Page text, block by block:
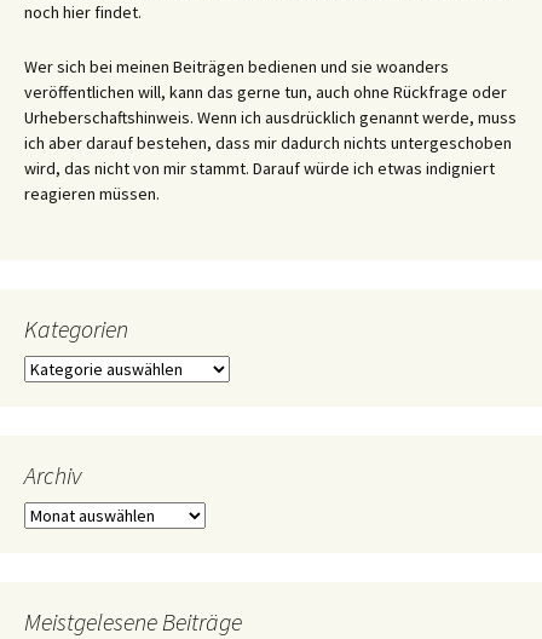
noch hier findet.
Wer sich bei meinen Beiträgen bedienen und sie woanders
veröffentlichen will, kann das gerne tun, auch ohne Rückfrage oder
Urheberschaftshinweis. Wenn ich ausdrücklich genannt werde, muss
ich aber darauf bestehen, dass mir dadurch nichts untergeschoben
wird, das nicht von mir stammt. Darauf würde ich etwas indigniert
reagieren müssen.
Kategorien
Kategorien
Archiv
Archiv
Meistgelesene Beiträge